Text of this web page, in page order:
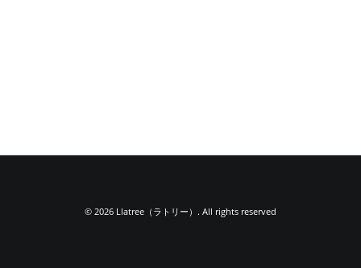
© 2026 Llatree（ラトリー）. All rights reserved